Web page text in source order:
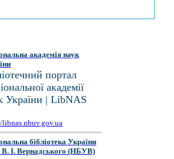
академія наук
портал
академії
України | LibNAS
бібліотека України
В. І. Вернадського (НБУВ)